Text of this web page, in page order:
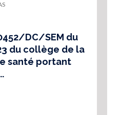
DC/SEM du
du collège de la
santé portant